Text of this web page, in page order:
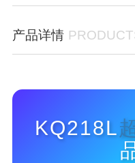
产品详情
KQ218L